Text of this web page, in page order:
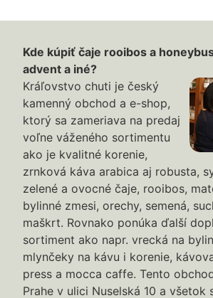
Kde kúpiť čaje rooibos a
advent a iné?
Kráľovstvo chuti je český
kamenný obchod a e-shop,
ktorý sa zameriava na predaj
voľne váženého sortimentu
ako je kvalitné korenie,
zrnková káva arabica aj robusta,
zelené a ovocné čaje, rooibos,
bylinné zmesi, orechy, semená,
maškrt. Rovnako ponúka ďalší
sortiment ako napr. vrecká na
mlynčeky na kávu i korenie,
press a mocca caffe. Tento
Prahe v ulici Nuselská 10 a všetok